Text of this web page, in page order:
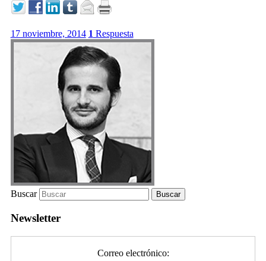
17 noviembre, 2014 1 Respuesta
Buscar
Newsletter
Correo electrónico: